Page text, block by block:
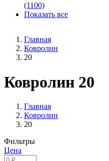
(1100)
Показать все
Главная
Ковролин
20
Ковролин 20
Главная
Ковролин
20
Фильтры
Цена